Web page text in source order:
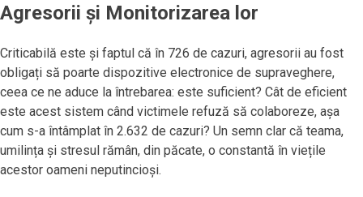
Agresorii și Monitorizarea lor
Criticabilă este și faptul că în 726 de cazuri, agresorii au fost
obligați să poarte dispozitive electronice de supraveghere,
ceea ce ne aduce la întrebarea: este suficient? Cât de eficient
este acest sistem când victimele refuză să colaboreze, așa
cum s-a întâmplat în 2.632 de cazuri? Un semn clar că teama,
umilința și stresul rămân, din păcate, o constantă în viețile
acestor oameni neputincioși.